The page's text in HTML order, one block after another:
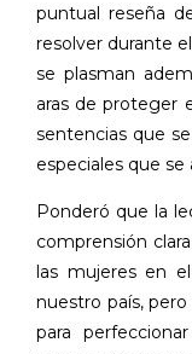
puntual reseña
resolver durante
se plasman
aras de proteger
sentencias que
especiales que se
Ponderó que la
comprensión
las mujeres en
nuestro país,
para